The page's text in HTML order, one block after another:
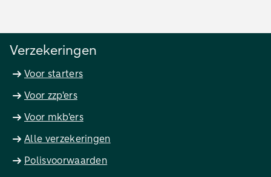
Verzekeringen
Voor starters
Voor zzp'ers
Voor mkb'ers
Alle verzekeringen
Polisvoorwaarden